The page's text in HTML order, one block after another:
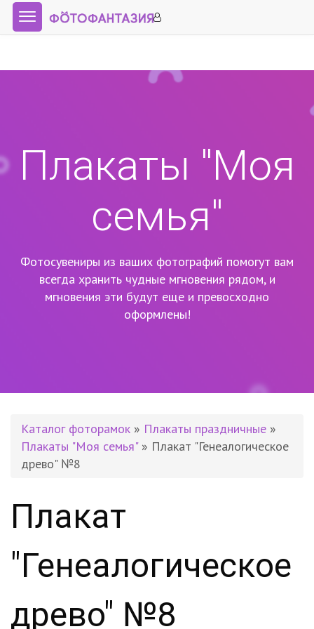
Плакаты "Моя
семья"
Фотосувениры из ваших фотографий помогут вам
всегда хранить чудные мгновения рядом, и
мгновения эти будут еще и превосходно
оформлены!
Каталог фоторамок » Плакаты праздничные »
Плакаты "Моя семья"» Плакат "Генеалогическое
древо" №8
Плакат
"Генеалогическое
древо" №8